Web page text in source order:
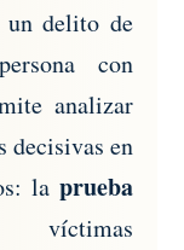
un delito de
con
analizar
decisivas en
la prueba